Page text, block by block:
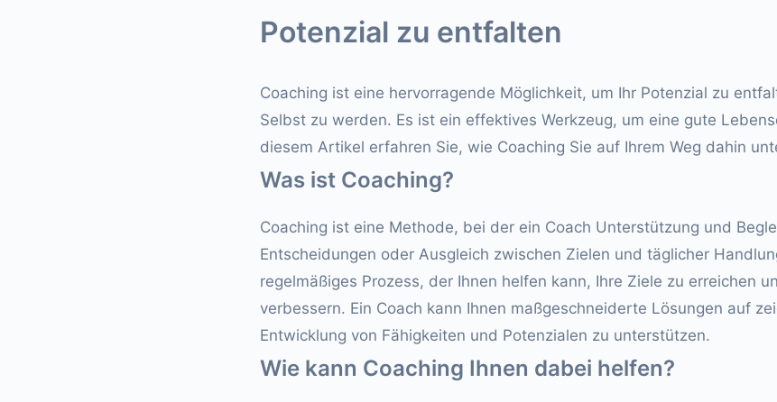
Potenzial zu entfalten
Coaching ist eine hervorragende Möglichkeit, um Ihr Potenzial zu
Selbst zu werden. Es ist ein effektives Werkzeug, um eine gute
diesem Artikel erfahren Sie, wie Coaching Sie auf Ihrem Weg dahin
Was ist Coaching?
Coaching ist eine Methode, bei der ein Coach Unterstützung und
Entscheidungen oder Ausgleich zwischen Zielen und täglicher
regelmäßiges Prozess, der Ihnen helfen kann, Ihre Ziele zu erreichen
verbessern. Ein Coach kann Ihnen maßgeschneiderte Lösungen auf
Entwicklung von Fähigkeiten und Potenzialen zu unterstützen.
Wie kann Coaching Ihnen dabei helfen?